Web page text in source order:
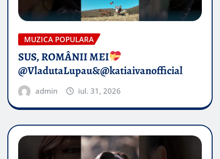
MUZICA POPULARA
SUS, ROMÂNII MEI
@VladutaLupau&@katiaivanofficial
admin iul. 31, 2026